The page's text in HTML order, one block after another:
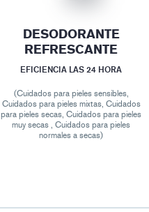
DESODORANTE
REFRESCANTE
EFICIENCIA LAS 24 HORA
(Cuidados para pieles sensibles,
Cuidados para pieles mixtas, Cuidados
para pieles secas, Cuidados para pieles
muy secas , Cuidados para pieles
normales a secas)